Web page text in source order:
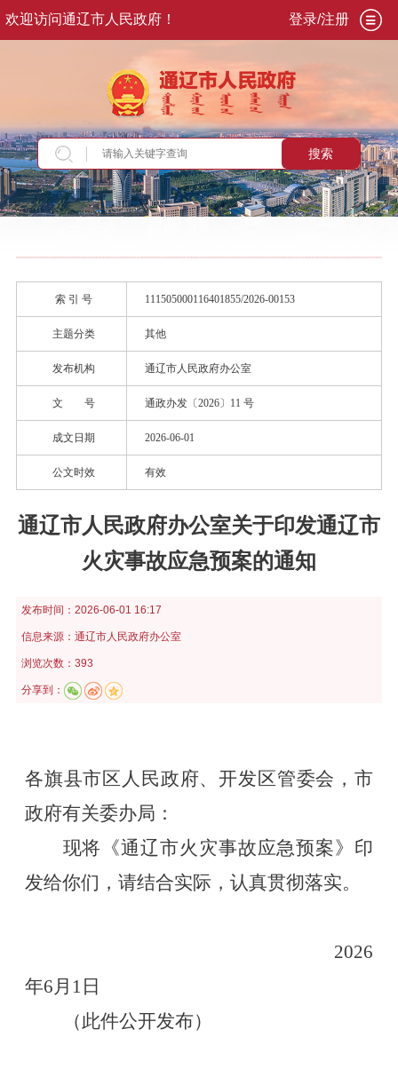
欢迎访问通辽市人民政府！ 登录/注册
搜索
当前位置：首页>政务公开>政府信息公开>政
索 引 号 111505000116401855/2026-00153
主题分类 其他
发布机构 通辽市人民政府办公室
文 号 通政办发〔2026〕11 号
成文日期 2026-06-01
公文时效 有效
通辽市人民政府办公室关于印发通辽市
火灾事故应急预案的通知
发布时间： 2026-06-01 16:17
信息来源： 通辽市人民政府办公室
浏览次数：393
分享到：
各旗县市区人民政府、开发区管委会，市
政府有关委办局：
现将《通辽市火灾事故应急预案》印
发给你们，请结合实际，认真贯彻落实。
2026
年6月 1 日
（此件公开发布）